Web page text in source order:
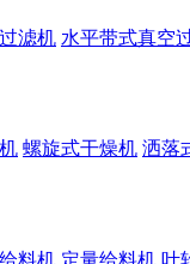
过滤机 水平带式真空
螺旋式干燥机 洒落